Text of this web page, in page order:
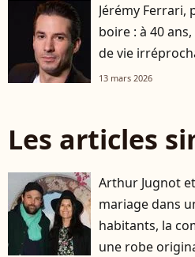
Jérémy Ferrari,
boire : à 40
de vie
13 mars 2026
Les articles
Arthur Jugnot
mariage dans
habitants, la
une robe